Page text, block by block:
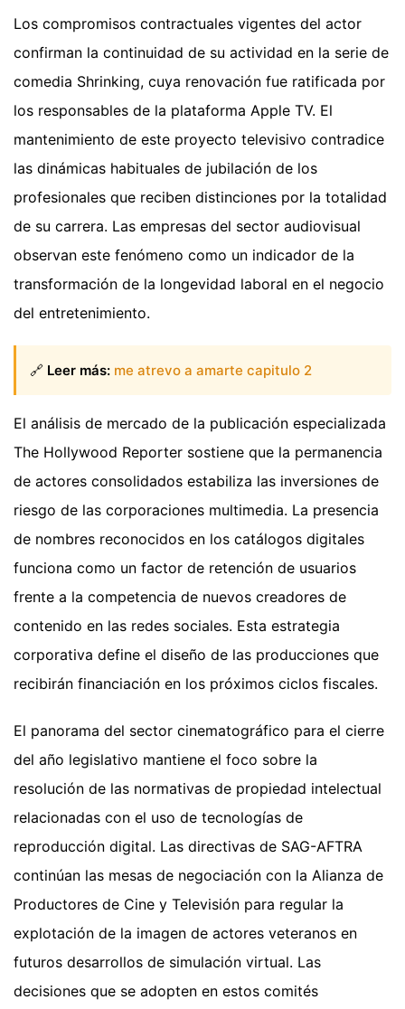
Los compromisos contractuales vigentes del actor
confirman la continuidad de su actividad en la serie de
comedia Shrinking, cuya renovación fue ratificada por
los responsables de la plataforma Apple TV. El
mantenimiento de este proyecto televisivo contradice
las dinámicas habituales de jubilación de los
profesionales que reciben distinciones por la totalidad
de su carrera. Las empresas del sector audiovisual
observan este fenómeno como un indicador de la
transformación de la longevidad laboral en el negocio
del entretenimiento.
🔗 Leer más: me atrevo a amarte capitulo 2
El análisis de mercado de la publicación especializada
The Hollywood Reporter sostiene que la permanencia
de actores consolidados estabiliza las inversiones de
riesgo de las corporaciones multimedia. La presencia
de nombres reconocidos en los catálogos digitales
funciona como un factor de retención de usuarios
frente a la competencia de nuevos creadores de
contenido en las redes sociales. Esta estrategia
corporativa define el diseño de las producciones que
recibirán financiación en los próximos ciclos fiscales.
El panorama del sector cinematográfico para el cierre
del año legislativo mantiene el foco sobre la
resolución de las normativas de propiedad intelectual
relacionadas con el uso de tecnologías de
reproducción digital. Las directivas de SAG-AFTRA
continúan las mesas de negociación con la Alianza de
Productores de Cine y Televisión para regular la
explotación de la imagen de actores veteranos en
futuros desarrollos de simulación virtual. Las
decisiones que se adopten en estos comités